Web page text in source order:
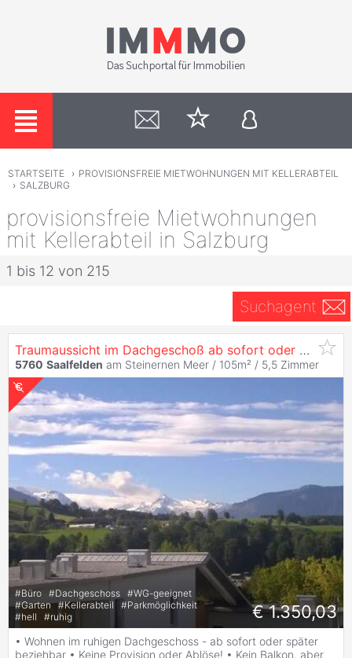
STARTSEITE › PROVISIONSFREIE MIETWOHNUNGEN MIT KELLERABTEIL
› SALZBURG
provisionsfreie Mietwohnungen
mit Kellerabteil in Salzburg
1 bis 12 von 215
Suchagent
Traumaussicht im Dachgeschoß ab sofort oder später! 5,5-Zimmerwohnung - Heizung inklusive
5760 Saalfelden am Steinernen Meer / 105m² / 5,5 Zimmer
#Büro #Dachgeschoss #WG-geeignet
#Garten #Kellerabteil #Parkmöglichkeit
#hell #ruhig € 1.350,03
• Wohnen im ruhigen Dachgeschoss - ab sofort oder später
beziehbar • Keine Provision oder Ablöse! • Kein Balkon, aber